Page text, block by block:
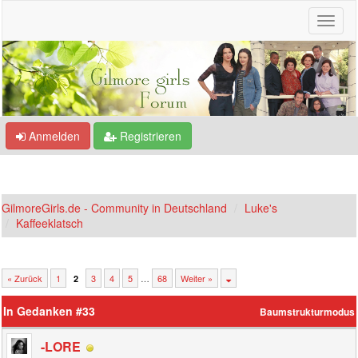
Anmelden Registrieren
GilmoreGirls.de - Community in Deutschland
Luke's
Kaffeeklatsch
« Zurück 1 2 3 4 5 … 68 Weiter »
Baumstrukturmodus
In Gedanken #33
-LORE